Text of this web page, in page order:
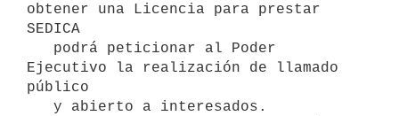
obtener una Licencia para prestar
SEDICA
Ejecutivo la realización de llamado
público